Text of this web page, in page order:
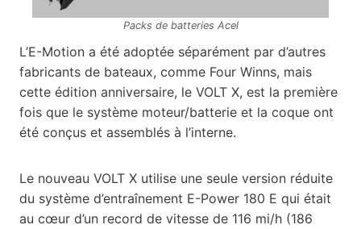
Packs de batteries Acel
L’E-Motion a été adoptée séparément par d’autres
fabricants de bateaux, comme Four Winns, mais
cette édition anniversaire, le VOLT X, est la première
fois que le système moteur/batterie et la coque ont
été conçus et assemblés à l’interne.
Le nouveau VOLT X utilise une seule version réduite
du système d’entraînement E-Power 180 E qui était
au cœur d’un record de vitesse de 116 mi/h (186